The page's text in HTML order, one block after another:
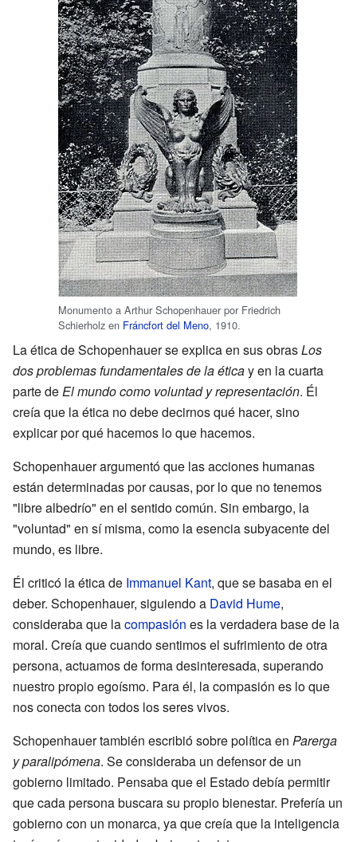
Monumento a Arthur Schopenhauer por Friedrich
Schierholz en Fráncfort del Meno, 1910.
La ética de Schopenhauer se explica en sus obrasLos
dos problemas fundamentales de la éticay en la cuarta
parte deEl mundo como voluntad y representación. Él
creía que la ética no debe decirnos qué hacer, sino
explicar por qué hacemos lo que hacemos.
Schopenhauer argumentó que las acciones humanas
están determinadas por causas, por lo que no tenemos
"libre albedrío" en el sentido común. Sin embargo, la
"voluntad" en sí misma, como la esencia subyacente del
mundo, es libre.
Él criticó la ética de Immanuel Kant, que se basaba en el
deber. Schopenhauer, siguiendo a David Hume,
consideraba que lacompasión es la verdadera base de la
moral. Creía que cuando sentimos el sufrimiento de otra
persona, actuamos de forma desinteresada, superando
nuestro propio egoísmo. Para él, la compasión es lo que
nos conecta con todos los seres vivos.
Schopenhauer también escribió sobre política en Parerga
y paralipómena. Se consideraba un defensor de un
gobierno limitado. Pensaba que el Estado debía permitir
que cada persona buscara su propio bienestar. Prefería un
gobierno con un monarca, ya que creía que la inteligencia